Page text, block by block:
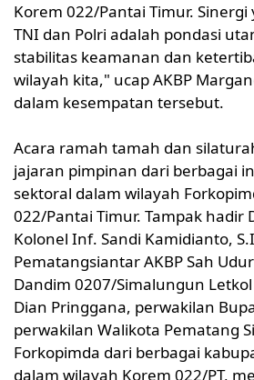
Korem 022/Pantai Timur.
TNI dan Polri adalah pondasi
stabilitas keamanan dan
wilayah kita," ucap AKBP
dalam kesempatan tersebut.
Acara ramah tamah dan
jajaran pimpinan dari berbagai
sektoral dalam wilayah
022/Pantai Timur. Tampak hadir
Kolonel Inf. Sandi Kamidianto,
Pematangsiantar AKBP Sah
Dandim 0207/Simalungun
Dian Pringgana, perwakilan
perwakilan Walikota Pematang
Forkopimda dari berbagai
dalam wilayah Korem 022/PT,